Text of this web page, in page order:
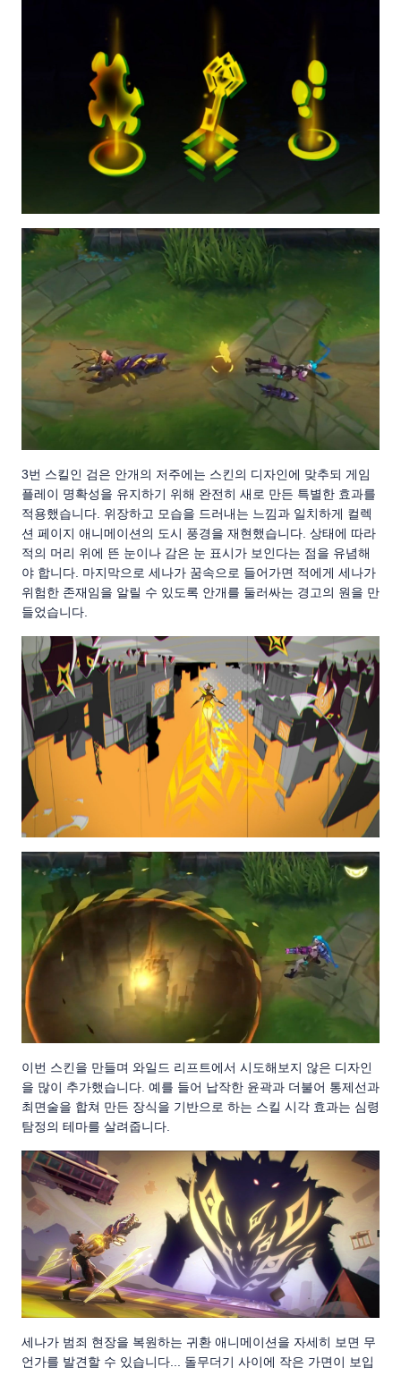
3번 스킬인 검은 안개의 저주에는 스킨의 디자인에 맞추되 게임
플레이 명확성을 유지하기 위해 완전히 새로 만든 특별한 효과를
적용했습니다. 위장하고 모습을 드러내는 느낌과 일치하게 컬렉
션 페이지 애니메이션의 도시 풍경을 재현했습니다. 상태에 따라
적의 머리 위에 뜬 눈이나 감은 눈 표시가 보인다는 점을 유념해
야 합니다. 마지막으로 세나가 꿈속으로 들어가면 적에게 세나가
위험한 존재임을 알릴 수 있도록 안개를 둘러싸는 경고의 원을 만
들었습니다.
이번 스킨을 만들며 와일드 리프트에서 시도해보지 않은 디자인
을 많이 추가했습니다. 예를 들어 납작한 윤곽과 더불어 통제선과
최면술을 합쳐 만든 장식을 기반으로 하는 스킬 시각 효과는 심령
탐정의 테마를 살려줍니다.
세나가 범죄 현장을 복원하는 귀환 애니메이션을 자세히 보면 무
언가를 발견할 수 있습니다... 돌무더기 사이에 작은 가면이 보입